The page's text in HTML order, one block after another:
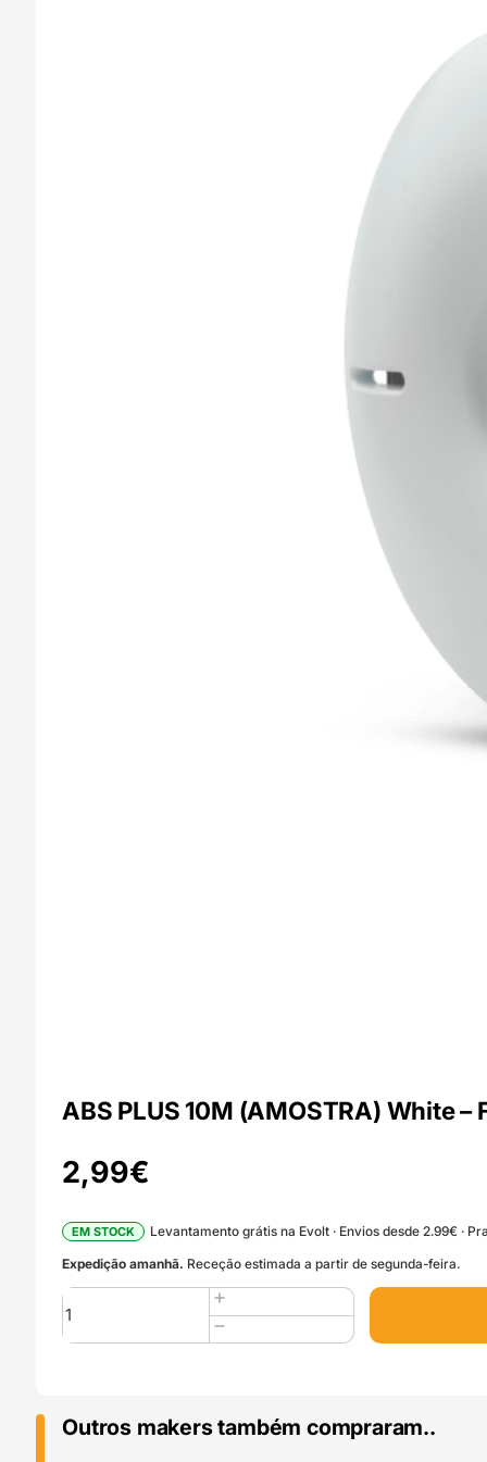
ABS PLUS 10M (AMOSTRA) White –
2,99€
EM STOCK
Levantamento grátis na Evolt · Envios desde 2.99€ ·
Expedição amanhã. Receção estimada a partir de segunda-feira.
Quantidade
de
ABS
(AMOSTRA)
White
Outros makers também compraram..